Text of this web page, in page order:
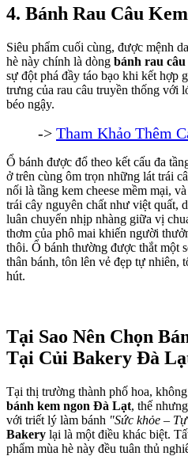
4. Bánh Rau Câu
Siêu phẩm cuối cùng, được mệnh
hè này chính là dòng bánh rau câu
sự đột phá đầy táo bạo khi kết hợp
trưng của rau câu truyền thống với
béo ngậy.
-> Tham Khảo Thêm
Ổ bánh được đổ theo kết cấu đa
ở trên cùng ôm trọn những lát trái
nối là tầng kem cheese mềm mại,
trái cây nguyên chất như việt quất,
luân chuyển nhịp nhàng giữa vị
thơm của phô mai khiến người
thôi. Ổ bánh thường được thắt một
thân bánh, tôn lên vẻ đẹp tự nhiên,
hút.
Tại Sao Nên Chọn
Tại Củi Bakery Đà
Tại thị trường thành phố hoa,
bánh kem ngon Đà Lạt, thế
với triết lý làm bánh "Sức khỏe –
Bakery lại là một điều khác biệt.
phẩm mùa hè này đều tuân thủ